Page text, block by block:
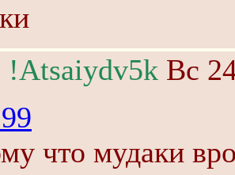
!Atsaiydv5k Вс
что мудаки